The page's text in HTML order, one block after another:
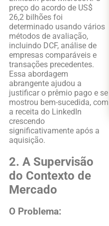
preço do acordo de US$
26,2 bilhões foi
determinado usando vários
métodos de avaliação,
incluindo DCF, análise de
empresas comparáveis ​​e
transações precedentes.
Essa abordagem
abrangente ajudou a
justificar o prêmio pago e se
mostrou bem-sucedida, com
a receita do LinkedIn
crescendo
significativamente após a
aquisição.
2. A Supervisão
do Contexto de
Mercado
O Problema: